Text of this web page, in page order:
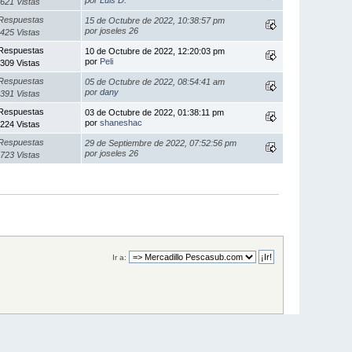
Vistas
15 de Octubre de 2022, 10:38:57 pm
por joseles 26
Vistas
10 de Octubre de 2022, 12:20:03 pm
por Peli
Vistas
05 de Octubre de 2022, 08:54:41 am
pordany
Vistas
03 de Octubre de 2022, 01:38:11 pm
porshaneshac
Vistas
29 de Septiembre de 2022, 07:52:56 pm
por joseles 26
Ir a: